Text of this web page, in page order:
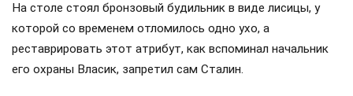
На столе стоял бронзовый будильник в виде лисицы, у
которой со временем отломилось одно ухо, а
реставрировать этот атрибут, как вспоминал начальник
его охраны Власик, запретил сам Сталин.